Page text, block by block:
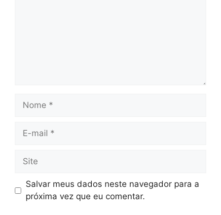
Nome
Site
Salvar meus dados neste navegador para a
próxima vez que eu comentar.